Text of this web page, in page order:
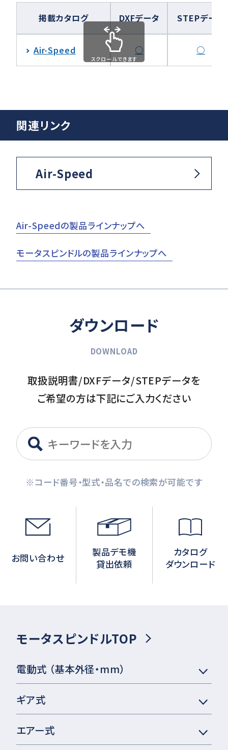
掲載カタログ DXFデータ STEPデータ
Air-Speed ○ ○
スクロールできます
関連リンク
Air-Speed
Air-Speedの製品ラインナップへ
モータスピンドルの製品ラインナップへ
ダウンロード
DOWNLOAD
取扱説明書/DXFデータ/STEPデータを
ご希望の方は下記にご入力ください
※コード番号・型式・品名での検索が可能です
お問い合わせ
製品デモ機
貸出依頼
カタログ
ダウンロード
モータスピンドルTOP
電動式 （基本外径・mm）
ギア式
エアー式